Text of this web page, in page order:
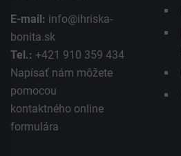
E-mail: info@ihriska-
bonita.sk
Tel.: +421 910 359 434
Napísať nám môžete
pomocou
kontaktného online
formulára